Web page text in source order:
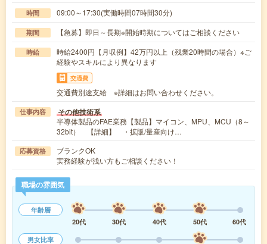
時間 09:00～17:30(実働時間07時間30分)
期間 【急募】即日～長期※開始時期についてはご相談ください
時給
時給2400円【月収例】42万円以上（残業20時間の場合）※ご
経験やスキルにより異なります
交通費
交通費別途支給 ※詳細はお問い合わせください。
仕事内容 その他技術系
半導体製品のFAE業務【製品】マイコン、MPU、MCU（8～
32bit） 【詳細】 ・拡販/量産向け…
応募資格
ブランクOK
実務経験が浅い方もご相談ください！
職場の雰囲気
年齢層
20代
30代 40代 50代
60代
男女比率